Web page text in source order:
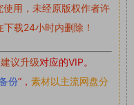
用，未经原版权作者许
载24小时内删除！
议升级对应的VIP。
份”， 素材以主流网盘分